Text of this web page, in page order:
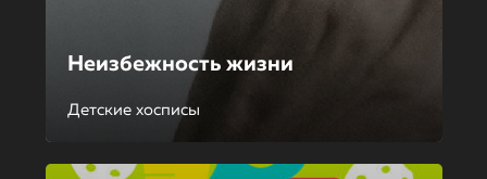
Неизбежность жизни
Детские хосписы